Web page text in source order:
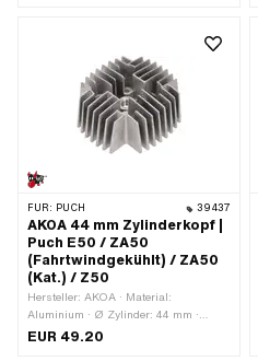
FÜR: PUCH 39437
AKOA 44 mm Zylinderkopf |
Puch E50 / ZA50
(Fahrtwindgekühlt) / ZA50
(Kat.) / Z50
Hersteller: AKOA · Material:
Aluminium · Ø Zylinder: 44 mm ·
Gesamtlänge: 132.2 mm ·
EUR 49.20